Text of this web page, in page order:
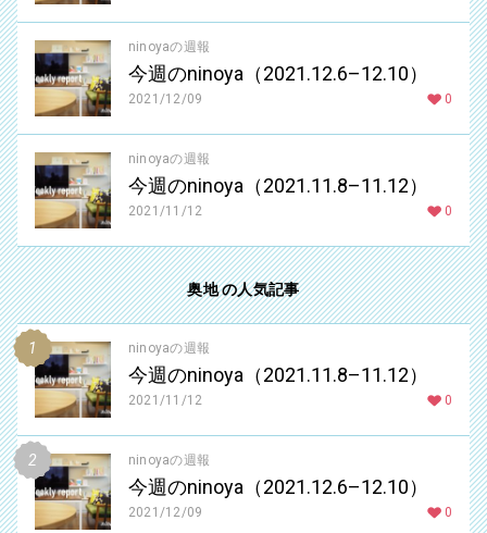
ninoyaの週報
今週のninoya（2021.12.6–12.10）
2021/12/09 0
ninoyaの週報
今週のninoya（2021.11.8–11.12）
2021/11/12 0
奥地 の人気記事
ninoyaの週報
今週のninoya（2021.11.8–11.12）
2021/11/12 0
ninoyaの週報
今週のninoya（2021.12.6–12.10）
2021/12/09 0